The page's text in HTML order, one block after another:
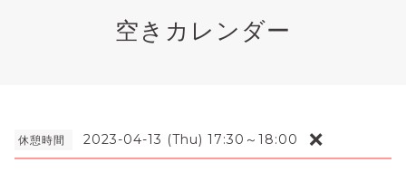
空きカレンダー
休憩時間 2023-04-13 (Thu) 17:30～18:00 ❌